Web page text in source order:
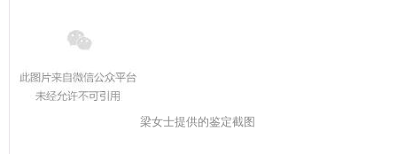
梁女士提供的鉴定截图